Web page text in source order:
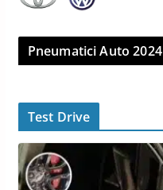
Pneumatici Auto 2024
Test Drive